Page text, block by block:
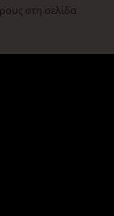
στη σελίδα